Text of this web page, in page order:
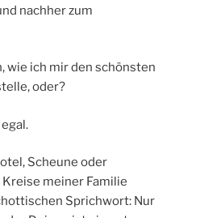
nachher zum
wie ich mir den schönsten
oder?
Scheune oder
meiner Familie
Sprichwort: Nur